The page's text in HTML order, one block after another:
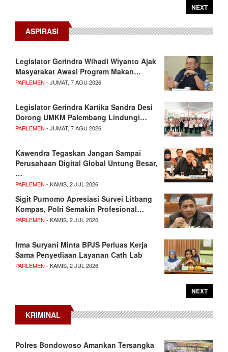
NEXT
ASPIRASI
Legislator Gerindra Wihadi Wiyanto Ajak
Masyarakat Awasi Program Makan…
PARLEMEN - JUMAT, 7 AGU 2026
Legislator Gerindra Kartika Sandra Desi
Dorong UMKM Palembang Lindungi…
PARLEMEN - JUMAT, 7 AGU 2026
Kawendra Tegaskan Jangan Sampai
Perusahaan Digital Global Untung Besar,
…
PARLEMEN - KAMIS, 2 JUL 2026
Sigit Purnomo Apresiasi Survei Litbang
Kompas, Polri Semakin Profesional…
PARLEMEN - KAMIS, 2 JUL 2026
Irma Suryani Minta BPJS Perluas Kerja
Sama Penyediaan Layanan Cath Lab
PARLEMEN - KAMIS, 2 JUL 2026
NEXT
KRIMINAL
Polres Bondowoso Amankan Tersangka